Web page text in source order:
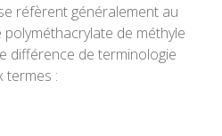
réfèrent généralement au
de méthyle
différence de terminologie
termes :